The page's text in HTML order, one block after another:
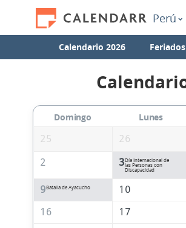
Perú
Calendario 2026
Domingo Lunes
25
26
2 3Día Internacional de
las Personas con
Discapacidad
9Batalla de Ayacucho 10
16
17